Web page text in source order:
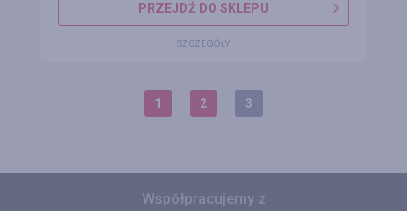
PRZEJDŹ DO SKLEPU
SZCZEGÓŁY
1 2 3
Współpracujemy z